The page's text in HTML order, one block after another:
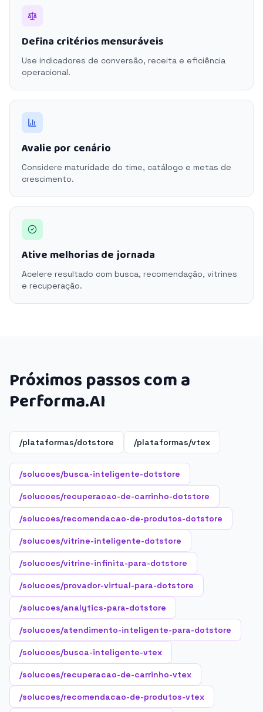
Defina critérios mensuráveis
Use indicadores de conversão, receita e eficiência
operacional.
Avalie por cenário
Considere maturidade do time, catálogo e metas de
crescimento.
Ative melhorias de jornada
Acelere resultado com busca, recomendação, vitrines
e recuperação.
Próximos passos com a
Performa.AI
/plataformas/dotstore /plataformas/vtex
/solucoes/busca-inteligente-dotstore
/solucoes/recuperacao-de-carrinho-dotstore
/solucoes/recomendacao-de-produtos-dotstore
/solucoes/vitrine-inteligente-dotstore
/solucoes/vitrine-infinita-para-dotstore
/solucoes/provador-virtual-para-dotstore
/solucoes/analytics-para-dotstore
/solucoes/atendimento-inteligente-para-dotstore
/solucoes/busca-inteligente-vtex
/solucoes/recuperacao-de-carrinho-vtex
/solucoes/recomendacao-de-produtos-vtex